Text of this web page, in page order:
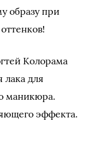
образу при
Колорама
лака для
маникюра.
эффекта.